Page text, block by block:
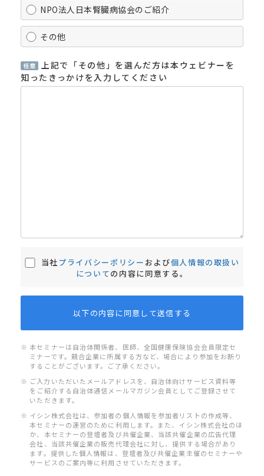
NPO法人日本腎臓病協会のご紹介
その他
上記で「その他」を選んだ方は本ウェビナーを
知ったきっかけを入力してください
当社プライバシーポリシー および個人情報の取扱い
についての内容に同意する。
※ 本セミナーは自治体関係者、医師、全国健康保険協会会員限定セ
ミナーです。競合企業に所属する方など、場合により参加をお断り
することがございます。ご了承ください。
※ ご入力いただいたメールアドレスを、自治体向けサービス資料等
をご紹介する自治体通信メールマガジン会員としてご登録させて
いただきます。
※ イシン株式会社は、参加者の個人情報を参加者リストの作成等、
本セミナーの運営のために利用します。また、イシン株式会社のほ
か、本セミナーの登壇者及び共催企業、当該共催企業の広告代理
会社、当該共催企業の販売代理会社に対し、提供する場合があり
ます。提供した個人情報は、登壇者及び共催企業主催のセミナーや
サービスのご案内等に利用させていただきます。